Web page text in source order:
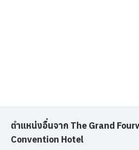
ตำแหน่งอื่นจาก The Grand
Convention Hotel